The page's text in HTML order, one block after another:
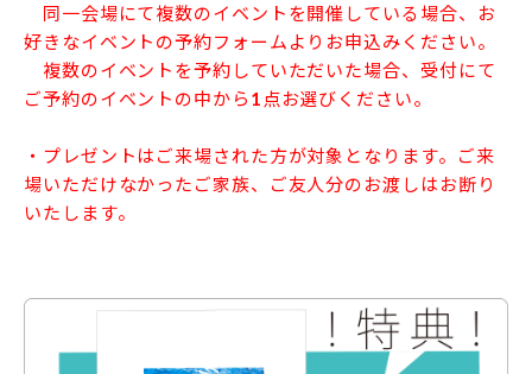
同一会場にて複数のイベントを開催している場合、お
好きなイベントの予約フォームよりお申込みください。
複数のイベントを予約していただいた場合、受付にて
ご予約のイベントの中から1点お選びください。
・プレゼントはご来場された方が対象となります。ご来
場いただけなかったご家族、ご友人分のお渡しはお断り
いたします。